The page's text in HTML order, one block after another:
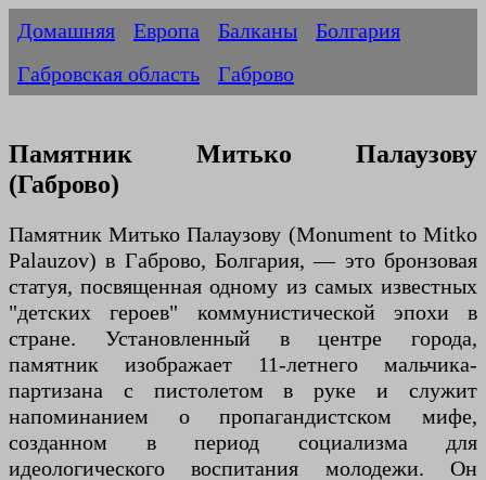
Домашняя Европа Балканы
Болгария
Габровская область
Габрово
Памятник Митько Палаузову
(Габрово)
Памятник Митько Палаузову (Monument to Mitko
Palauzov) в Габрово, Болгария, — это бронзовая
статуя, посвященная одному из самых известных
"детских героев" коммунистической эпохи в
стране. Установленный в центре города,
памятник изображает 11-летнего мальчика-
партизана с пистолетом в руке и служит
напоминанием о пропагандистском мифе,
созданном в период социализма для
идеологического воспитания молодежи. Он